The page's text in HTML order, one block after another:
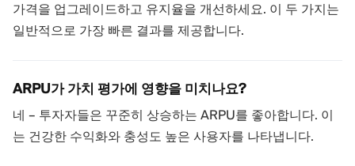
가격을 업그레이드하고 유지율을 개선하세요. 이 두 가지는
일반적으로 가장 빠른 결과를 제공합니다.
ARPU가 가치 평가에 영향을 미치나요?
네 – 투자자들은 꾸준히 상승하는 ARPU를 좋아합니다. 이
는 건강한 수익화와 충성도 높은 사용자를 나타냅니다.